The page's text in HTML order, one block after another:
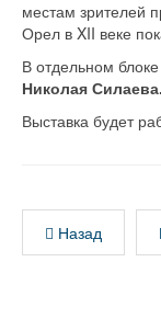
местам зрителей
Орел в XII веке
В отдельном
Николая Силаева.
Выставка будет
Назад